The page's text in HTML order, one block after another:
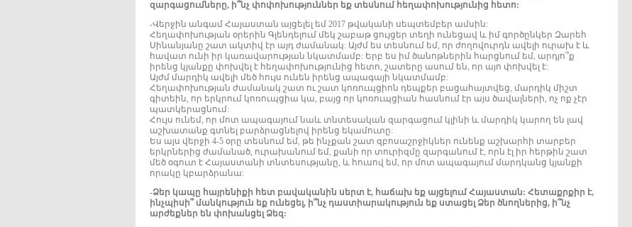
զարգացումները, ի՞նչ փոփոխություններ եք տեսնում հեղափոխությունից հետո:
-Վերջին անգամ Հայաստան այցելել եմ 2017 թվականի սեպտեմբեր ամսին:
Հեղափոխության օրերին Գլենդելում մեկ շաբաթ ցույցեր տեղի ունեցավ և իմ գործընկեր Զարեհ
Սինանյանը շատ ակտիվ էր այդ ժամանակ: Այժմ ես տեսնում եմ, որ ժողովուրդն ավելի ուրախ է և
հավատ ունի իր կառավարության նկատմամբ: Երբ ես իմ ծանոթներին հարցնում եմ, արդյո՞ք
իրենց կյանքը փոխվել է հեղափոխությունից հետո, շատերը ասում են, որ այո փոխվել է:
Այժմ մարդիկ ավելի մեծ հույս ունեն իրենց ապագայի նկատմամբ:
Հեղափոխության ժամանակ շատ ու շատ կոռուպցիոն դեպքեր բացահայտվեց, մարդիկ միշտ
գիտեին, որ երկրում կոռուպցիա կա, բայց որ կոռուպցիան հասնում էր այս ծավալների, ոչ ոք չէր
պատկերացնում:
Հույս ունեմ, որ մոտ ապագայում նաև տնտեսական զարգացում կլինի և մարդիկ կարող են լավ
աշխատանք գտնել բարձրացնելով իրենց եկամուտը:
Ես այս վերջի 4-5 օրը տեսնում եմ, թե ինչքան շատ զբոսաշրջիկներ ունենք աշխարհի տարբեր
երկրներից ժամանած, ուրախանում եմ, քանի որ տուրիզմը զարգանում է, որն էլ իր հերթին շատ
մեծ օգուտ է Հայաստանի տնտեսությանը, և հուսով եմ, որ մոտ ապագայում մարդկանց կյանքի
որակը կբարձրանա:
-Ձեր կապը հայրենիքի հետ բավականին սերտ է, հաճախ եք այցելում Հայաստան: Հետաքրքիր է,
ինչպիսի՞ մանկություն եք ունեցել, ի՞նչ դաստիարակություն եք ստացել Ձեր ծնողներից, ի՞նչ
արժեքներ են փոխանցել Ձեզ: